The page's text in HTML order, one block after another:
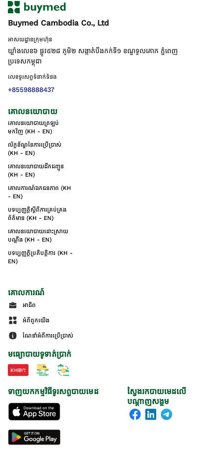
Buymed Cambodia Co., Ltd
អាសយដ្ឋានក្រុមហ៊ុន
ឃ្លាំងលេខ៦ ផ្លូវ៥២៨ ភូមិ២ សង្កាត់់បឹងកក់ទី១ ខណ្ឌទួលគោក ភ្នំពេញ
ប្រទេសកម្ពុជា
លេខទូរសព្ទទំនាក់ទំនង
+85598888437
គោលនយោបាយ
គោលនយោបាយត្រឡប់
មកវិញ (KH - EN)
ល័ក្ខខ័ណ្ឌនៃការប្រើប្រាស់
(KH - EN)
គោលនយោបាយដឹកជញ្ជូន
(KH - EN)
គោលការណ៍ឯកជនភាព (KH
- EN)
បទប្បញ្ញត្តិស្តីពីការគ្រប់គ្រង
ព័ត៌មាន (KH - EN)
គោលនយោបាយដោះស្រាយ
បណ្ដឹង (KH - EN)
បទប្បញ្ញត្តិប្រតិបត្តិការ (KH -
EN)
គោលការណ៍
អាជីព
អំពីពួកយើង
ណែនាំអំពីការប្រើប្រាស់
មធ្យោបាយទូទាត់ប្រាក់
ស្វែងរកបាយមេដលើ
បណ្តាញសង្គម
ទាញយកកម្មវិធីទូរសព្ទបាយមេដ